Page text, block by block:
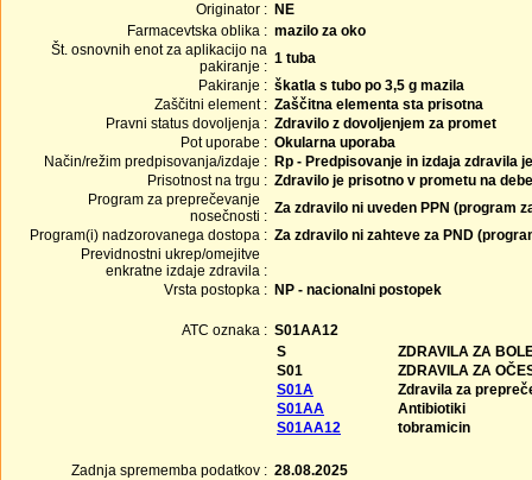
Originator : NE
Farmacevtska oblika : mazilo za oko
Št. osnovnih enot za aplikacijo na
pakiranje : 1 tuba
Pakiranje : škatla s tubo po 3,5 g mazila
Zaščitni element : Zaščitna elementa sta prisotna
Pravni status dovoljenja : Zdravilo z dovoljenjem za promet
Pot uporabe : Okularna uporaba
Način/režim predpisovanja/izdaje : Rp - Predpisovanje in izdaja zdravila
Prisotnost na trgu : Zdravilo je prisotno v prometu na
Program za preprečevanje
nosečnosti : Za zdravilo ni uveden PPN (program
Program(i) nadzorovanega dostopa : Za zdravilo ni zahteve za PND
Previdnostni ukrep/omejitve
enkratne izdaje zdravila :
Vrsta postopka : NP - nacionalni postopek
ATC oznaka : S01AA12
S
ZDRAVILA ZA
S01
ZDRAVILA ZA
S01A
Zdravila za
S01AA
Antibiotiki
S01AA12
tobramicin
Zadnja sprememba podatkov : 28.08.2025